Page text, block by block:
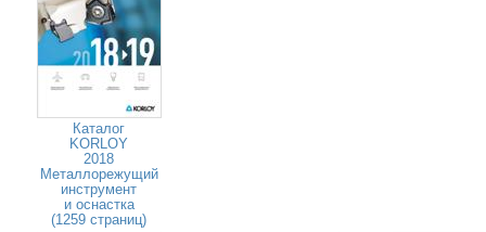
Каталог
KORLOY
2018
Металлорежущий
инструмент
и оснастка
(1259 страниц)